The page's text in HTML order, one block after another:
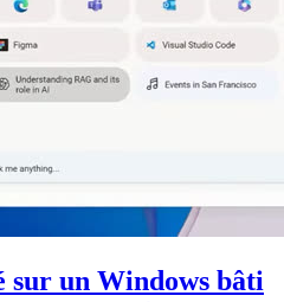
sur un Windows bâti